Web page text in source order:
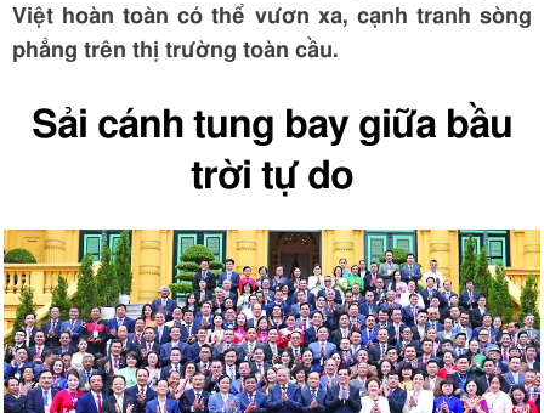
Việt hoàn toàn có thể vươn xa, cạnh tranh sòng
phẳng trên thị trường toàn cầu.
Sải cánh tung bay giữa bầu
trời tự do